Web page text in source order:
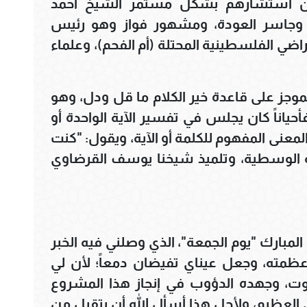
استشارهم بشكل مستمر الشيخ أحمد
وجاسر العودة، ومشهور فواز وهو رئيس
الفلسطينية المحتلة (أم الفحم)، وعلماء
على قاعدة خير الكلام ما قل ودل، وهو
كان يجلس في تفسير الآية الواحدة أو
المفهوم للكلمة أو الآية، ويقول: "كنت
الوسطية، وتلميذ شيخنا يوسف القرضاوي
"يوم الجمعة"، الذي وصلني فيه الخبر
وجعل عيناي تفيضان دمعاً؛ لأن لي
وجهده الدؤوب في إنجاز هذا المشروع
العظيم، ولأجل هذا أسأل الله أن يتقبل من